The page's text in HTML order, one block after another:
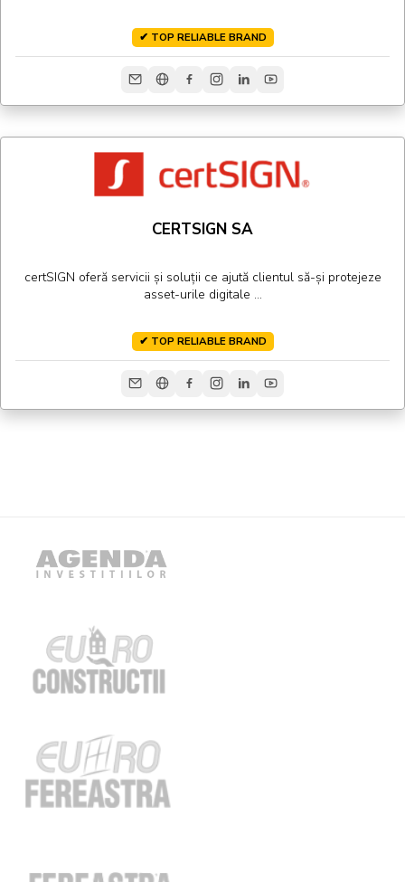
✔ TOP RELIABLE BRAND
CERTSIGN SA
certSIGN oferă servicii și soluții ce ajută clientul să-și protejeze
asset-urile digitale ...
✔ TOP RELIABLE BRAND